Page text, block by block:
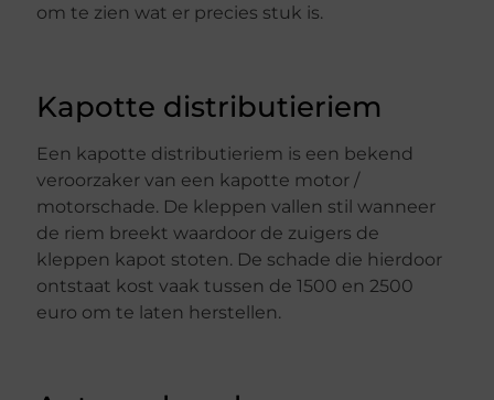
om te zien wat er precies stuk is.
Kapotte distributieriem
Een kapotte distributieriem is een bekend
veroorzaker van een kapotte motor /
motorschade. De kleppen vallen stil wanneer
de riem breekt waardoor de zuigers de
kleppen kapot stoten. De schade die hierdoor
ontstaat kost vaak tussen de 1500 en 2500
euro om te laten herstellen.